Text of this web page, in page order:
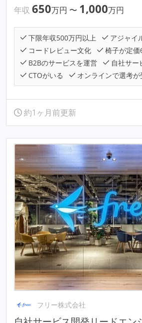
年収 650万円 〜 1,000万円
下限年収500万円以上
アジャイ
コードレビュー文化
椅子が定価
B2Bのサービスを運営
自社サー
CTOがいる
オンラインで選考が
約1ヶ月前更新
フリー株式会社